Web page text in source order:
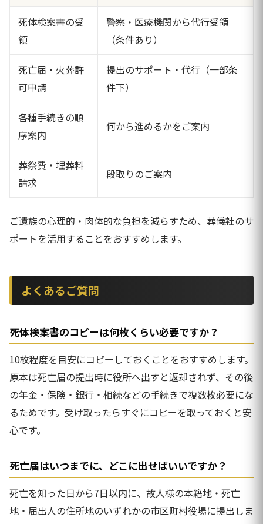
死体検案書の受
領
警察・医療機関から代行受領
（条件あり）
死亡届・火葬許
可申請
提出のサポート・代行（一部条
件下）
各種手続きの順
序案内
何から進めるかをご案内
葬祭費・埋葬料
請求
段取りのご案内
ご遺族の心理的・肉体的な負担を減らすため、葬儀社のサ
ポートを活用することをおすすめします。
よくあるご質問
死体検案書のコピーは何枚くらい必要ですか？
10枚程度を目安にコピーしておくことをおすすめします。
原本は死亡届の提出時に役所へ出すと返却されず、その後
の年金・保険・銀行・相続などの手続きで複数枚必要にな
るためです。受け取ったらすぐにコピーを取っておくと安
心です。
死亡届はいつまでに、どこに出せばいいですか？
死亡を知った日から7日以内に、故人様の本籍地・死亡
地・届出人の住所地のいずれかの市区町村役場に提出しま